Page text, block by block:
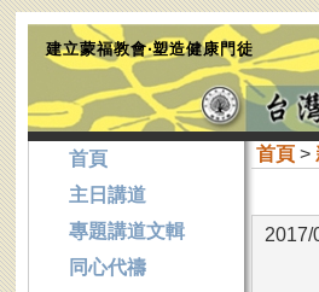
建立蒙福教會‧塑造健康門徒
首頁>
2017/
首頁
主日講道
專題講道文輯
同心代禱